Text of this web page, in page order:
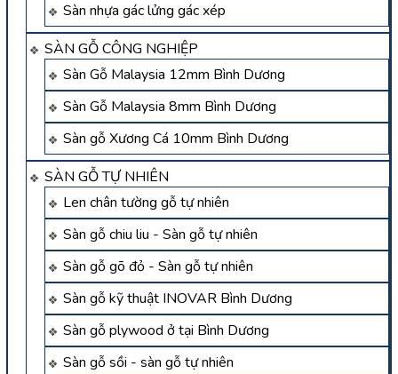
Sàn nhựa gác lửng gác xép
SÀN GỖ CÔNG NGHIỆP
Sàn Gỗ Malaysia 12mm Bình Dương
Sàn Gỗ Malaysia 8mm Bình Dương
Sàn gỗ Xương Cá 10mm Bình Dương
SÀN GỖ TỰ NHIÊN
Len chân tường gỗ tự nhiên
Sàn gỗ chiu liu - Sàn gỗ tự nhiên
Sàn gỗ gõ đỏ - Sàn gỗ tự nhiên
Sàn gỗ kỹ thuật INOVAR Bình Dương
Sàn gỗ plywood ở tại Bình Dương
Sàn gỗ sồi - sàn gỗ tự nhiên